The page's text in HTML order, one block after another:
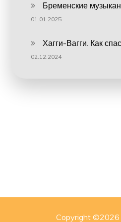
Бременские
01.01.2025
Хагги-Вагги. Как
02.12.2024
Copyright ©2026